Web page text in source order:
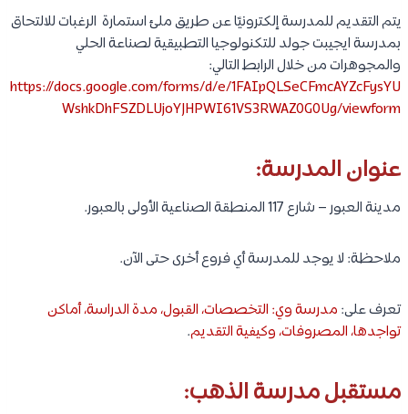
يتم التقديم للمدرسة إلكترونيًا عن طريق ملئ استمارة الرغبات للالتحاق
بمدرسة ايجيبت جولد للتكنولوجيا التطبيقية لصناعة الحلي
والمجوهرات من خلال الرابط التالي:
https://docs.google.com/forms/d/e/1FAIpQLSeCFmcAYZcFysYU
WshkDhFSZDLUjoYJHPWI61VS3RWAZ0G0Ug/viewform
عنوان المدرسة:
مدينة العبور – شارع 117 المنطقة الصناعية الأولى بالعبور.
ملاحظة: لا يوجد للمدرسة أي فروع أخرى حتى الآن.
تعرف على: مدرسة وي: التخصصات، القبول، مدة الدراسة، أماكن
تواجدها، المصروفات، وكيفية التقديم.
مستقبل مدرسة الذهب: